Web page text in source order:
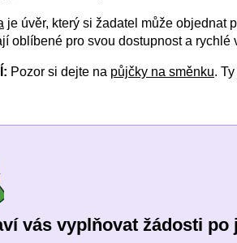
je úvěr, který si žadatel může objednat
oblíbené pro svou dostupnost a
Pozor si dejte na půjčky na směnku.
vás vyplňovat žádosti po